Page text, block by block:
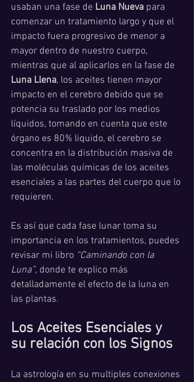
usaban una fase de Luna Nueva para
comenzar un tratamiento largo y que el
impacto fuera progresivo de menor a
mayor dentro de nuestro cuerpo,
mientras que al aplicarlos en la fase de
Luna Llena, los aceites tienen mayor
impacto en el cerebro debido que se
potencia su traslado por los medios
líquidos, tomando en cuenta que este
órgano es 80% liquido, el cerebro se
concentra en la distribución masiva de
las moléculas químicas de los aceites
esenciales a las partes del cuerpo que lo
requieren.
Es así que cada fase lunar toma su
importancia en los tratamientos, puedes
revisar mi libro “Caminando con la
Luna”, donde te explico más
detalladamente el efecto de la luna en
las plantas.
Los Aceites Esenciales y
su relación con los Signos
La astrología en su multiples conexiones